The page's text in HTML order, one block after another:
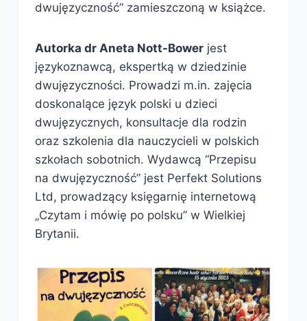
dwujęzyczność” zamieszczoną w książce.
Autorka dr Aneta Nott-Bower jest
językoznawcą, ekspertką w dziedzinie
dwujęzyczności. Prowadzi m.in. zajęcia
doskonalące język polski u dzieci
dwujęzycznych, konsultacje dla rodzin
oraz szkolenia dla nauczycieli w polskich
szkołach sobotnich. Wydawcą “Przepisu
na dwujęzyczność” jest Perfekt Solutions
Ltd, prowadzący księgarnię internetową
„Czytam i mówię po polsku” w Wielkiej
Brytanii.